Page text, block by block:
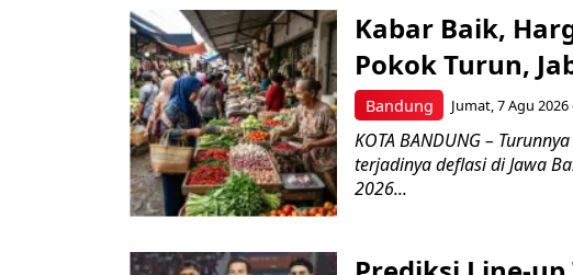
Bandung
Kabar Baik,
Pokok Turun,
Jumat, 7 Agu 2026
KOTA BANDUNG –
terjadinya deflasi di Jawa
2026...